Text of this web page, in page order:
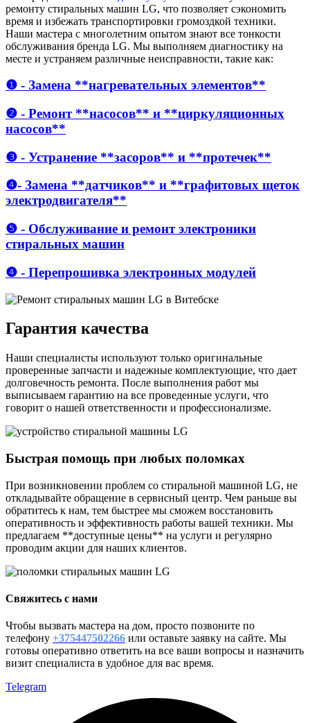
ремонту стиральных машин LG, что позволяет сэкономить
время и избежать транспортировки громоздкой техники.
Наши мастера с многолетним опытом знают все тонкости
обслуживания бренда LG. Мы выполняем диагностику на
месте и устраняем различные неисправности, такие как:
❶ - Замена **нагревательных элементов**
❷ - Ремонт **насосов** и **циркуляционных
насосов**
❸ - Устранение **засоров** и **протечек**
❹- Замена **датчиков** и **графитовых щеток
электродвигателя**
❺ - Обслуживание и ремонт электроники
стиральных машин
❹ - Перепрошивка электронных модулей
Гарантия качества
Наши специалисты используют только оригинальные
проверенные запчасти и надежные комплектующие, что дает
долговечность ремонта. После выполнения работ мы
выписываем гарантию на все проведенные услуги, что
говорит о нашей ответственности и профессионализме.
Быстрая помощь при любых поломках
При возникновении проблем со стиральной машиной LG, не
откладывайте обращение в сервисный центр. Чем раньше вы
обратитесь к нам, тем быстрее мы сможем восстановить
оперативность и эффективность работы вашей техники. Мы
предлагаем **доступные цены** на услуги и регулярно
проводим акции для наших клиентов.
Свяжитесь с нами
Чтобы вызвать мастера на дом, просто позвоните по
телефону +375447502266 или оставьте заявку на сайте. Мы
готовы оперативно ответить на все ваши вопросы и назначить
визит специалиста в удобное для вас время.
Telegram